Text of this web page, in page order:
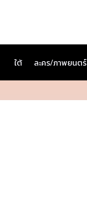
ใต้ ละคร/ภาพยนตร์